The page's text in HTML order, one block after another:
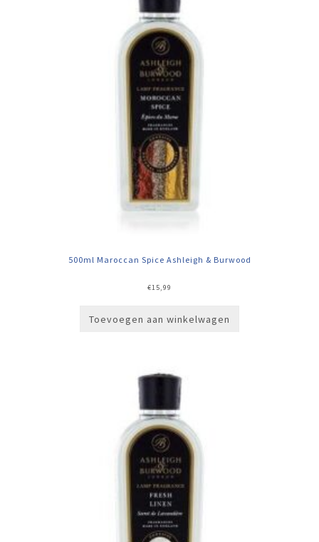
500ml Maroccan Spice Ashleigh & Burwood
€15,99
Toevoegen aan winkelwagen